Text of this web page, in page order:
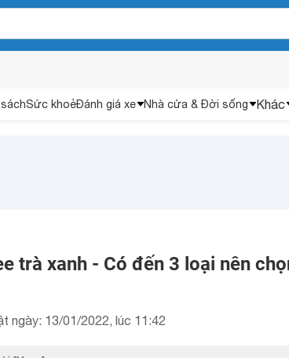
Sức khoẻĐánh giá xe Nhà cửa & Đời sống Khác
trà xanh - Có đến 3 loại nên
ngày: 13/01/2022, lúc 11:42